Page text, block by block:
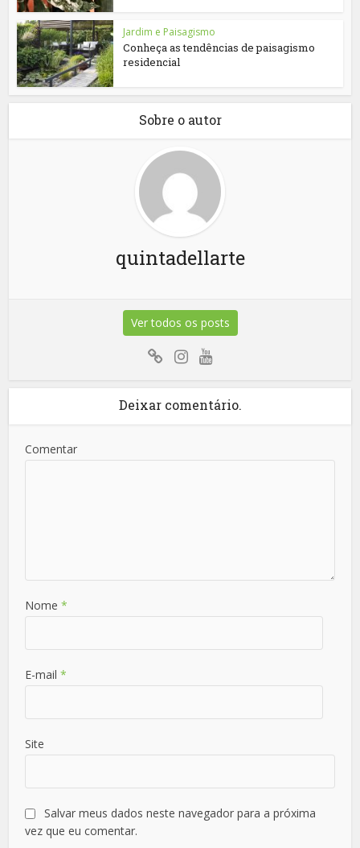
Jardim e Paisagismo
Conheça as tendências de paisagismo
residencial
Sobre o autor
quintadellarte
Ver todos os posts
Deixar comentário.
Comentar
Nome*
E-mail*
Site
Salvar meus dados neste navegador para a próxima
vez que eu comentar.